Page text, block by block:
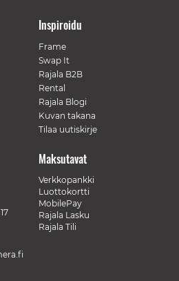
Inspiroidu
Frame
Swap It
Rajala B2B
Rental
Rajala Blogi
Kuvan takana
Tilaa uutiskirje
Maksutavat
Verkkopankki
Luottokortti
MobilePay
Rajala Lasku
Rajala Tili